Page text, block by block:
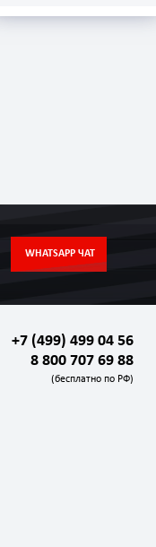
WHATSAPP ЧАТ
+7 (499) 499 04 56
8 800 707 69 88
(бесплатно по РФ)